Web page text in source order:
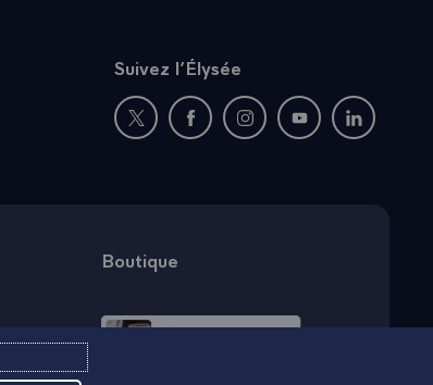
Suivez l’Élysée
Nouvelle fenêtre : rejoignez-nous sur
Nouvelle fenêtre : rejoignez-nous
Nouvelle fenêtre :
Nouvelle fenêtre :
Nouvelle
Boutique